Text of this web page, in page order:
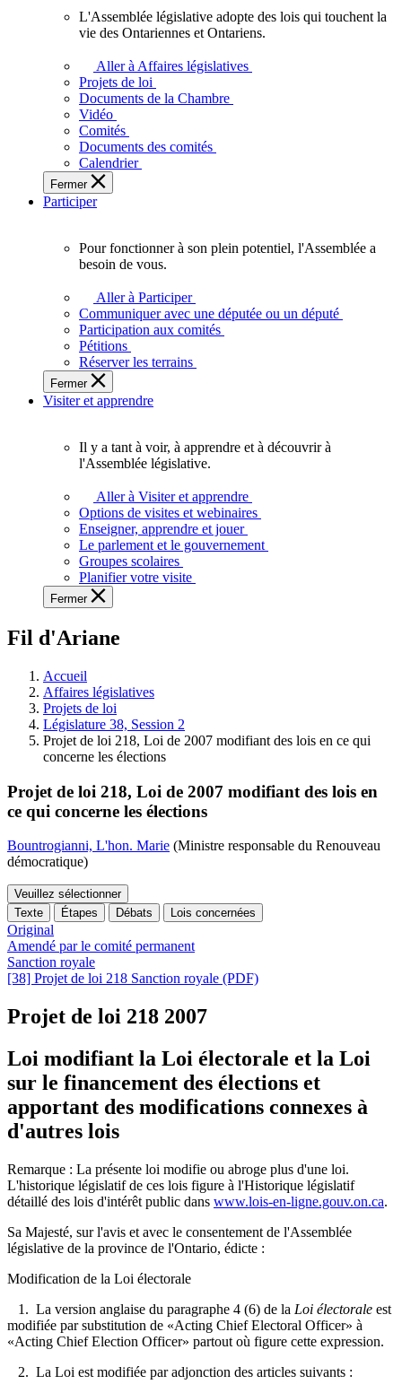
l'Ontario.
L'Assemblée
adopte
touchent
des
Ontariennes
et
L'Assemblée législative adopte des lois qui touchent la
vie des Ontariennes et Ontariens.
Aller à Affaires législatives
Projets de loi
Documents de la Chambre
Vidéo
Comités
Documents des comités
Calendrier
Fermer
Participer
plein
potentiel,
l'Assemblée
a
besoin
de
Pour fonctionner à son plein potentiel, l'Assemblée a
besoin de vous.
Aller à Participer
Communiquer avec une députée ou un député
Participation aux comités
Pétitions
Réserver les terrains
Fermer
Visiter et apprendre
voir,
apprendre
et
à
à
législative.
Il y a tant à voir, à apprendre et à découvrir à
l'Assemblée législative.
Aller à Visiter et apprendre
Options de visites et webinaires
Enseigner, apprendre et jouer
Le parlement et le gouvernement
Groupes scolaires
Planifier votre visite
Fermer
Fil d'Ariane
Accueil
Affaires législatives
Projets de loi
Législature 38, Session 2
Projet de loi 218, Loi de 2007 modifiant des lois en ce qui
concerne les élections
Projet de loi 218, Loi de 2007 modifiant des lois en
ce qui concerne les élections
Bountrogianni, L'hon. Marie (Ministre responsable du Renouveau
démocratique)
Veuillez sélectionner
Texte
Étapes Débats Lois concernées
Original
Amendé par le comité permanent
Sanction royale
[38] Projet de loi 218 Sanction royale (PDF)
Projet de loi 218 2007
Loi modifiant la Loi électorale et la Loi
sur le financement des élections et
apportant des modifications connexes à
d'autres lois
Remarque : La présente loi modifie ou abroge plus d'une loi.
L'historique législatif de ces lois figure à l'Historique législatif
détaillé des lois d'intérêt public dans www.lois-en-ligne.gouv.on.ca.
Sa Majesté, sur l'avis et avec le consentement de l'Assemblée
législative de la province de l'Ontario, édicte :
Modification de la Loi électorale
1. La version anglaise du paragraphe 4 (6) de la Loi électorale est
modifiée par substitution de «Acting Chief Electoral Officer» à
«Acting Chief Election Officer» partout où figure cette expression.
2. La Loi est modifiée par adjonction des articles suivants :